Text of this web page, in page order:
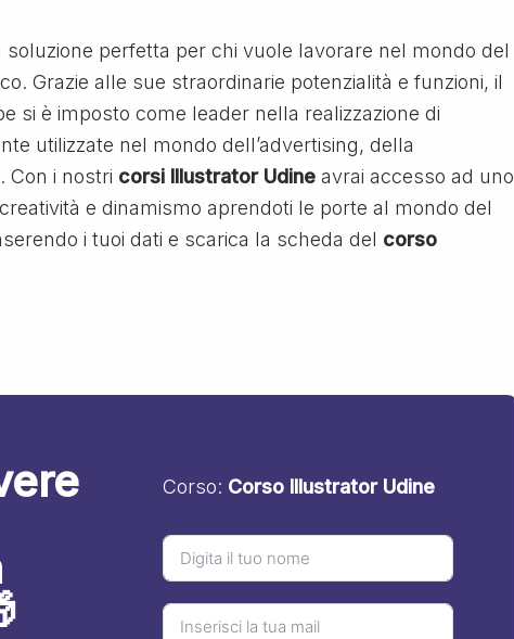
soluzione perfetta per chi vuole lavorare nel mondo del
Grazie alle sue straordinarie potenzialità e funzioni, il
si è imposto come leader nella realizzazione di
utilizzate nel mondo dell’advertising, della
Con i nostri corsi Illustrator Udine avrai accesso ad uno
e dinamismo aprendoti le porte al mondo del
i tuoi dati e scarica la scheda del corso
Corso: Corso Illustrator Udine